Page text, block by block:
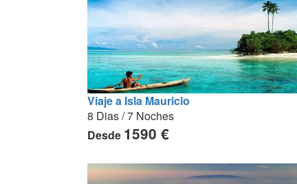
Viaje a Isla Mauricio
8 Dias / 7 Noches
Desde 1590 €